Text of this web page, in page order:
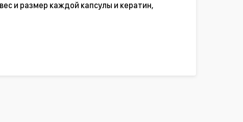
и размер каждой капсулы и кератин,